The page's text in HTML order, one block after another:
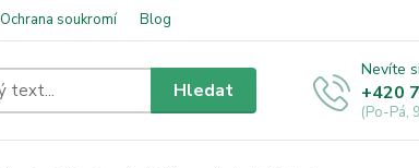
Ochrana soukromí Blog
Hledat
Nevíte
+420
(Po-Pá,